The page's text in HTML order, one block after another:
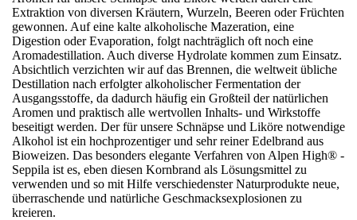
Extraktion von diversen Kräutern, Wurzeln, Beeren oder Früchten
gewonnen. Auf eine kalte alkoholische Mazeration, eine
Digestion oder Evaporation, folgt nachträglich oft noch eine
Aromadestillation. Auch diverse Hydrolate kommen zum Einsatz.
Absichtlich verzichten wir auf das Brennen, die weltweit übliche
Destillation nach erfolgter alkoholischer Fermentation der
Ausgangsstoffe, da dadurch häufig ein Großteil der natürlichen
Aromen und praktisch alle wertvollen Inhalts- und Wirkstoffe
beseitigt werden. Der für unsere Schnäpse und Liköre notwendige
Alkohol ist ein hochprozentiger und sehr reiner Edelbrand aus
Bioweizen. Das besonders elegante Verfahren von Alpen High® -
Seppila ist es, eben diesen Kornbrand als Lösungsmittel zu
verwenden und so mit Hilfe verschiedenster Naturprodukte neue,
überraschende und natürliche Geschmacksexplosionen zu
kreieren.